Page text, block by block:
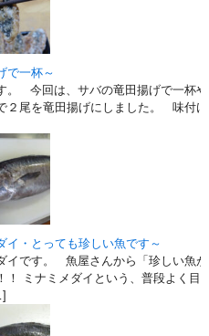
で一杯～
。 今回は、サバの竜田揚げで一杯
２尾を竜田揚げにしました。 味付
・とっても珍しい魚です～
です。 魚屋さんから「珍しい魚が
！ ミナミメダイという、普段よく目